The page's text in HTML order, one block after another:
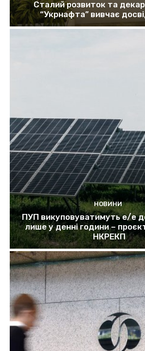
Сталий розвиток та
“Укрнафта” вивчає
НОВИНИ
ПУП викуповуватимуть е/е
лише у денні години –
НКРЕКП